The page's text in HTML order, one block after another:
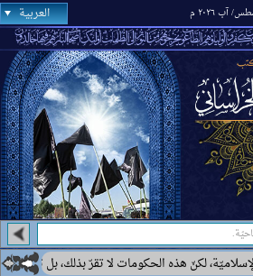
العربية
هذه الحكومات لا تقرّ بذلك، بل ترى